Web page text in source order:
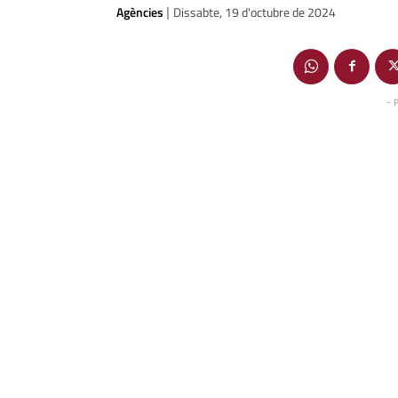
Agències | Dissabte, 19 d'octubre de 2024
-